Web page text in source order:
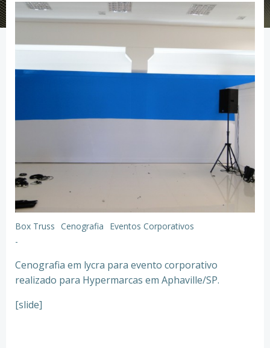
Box Truss Cenografia
Eventos Corporativos
-
Cenografia em lycra para evento corporativo
realizado para Hypermarcas em Aphaville/SP.
[slide]